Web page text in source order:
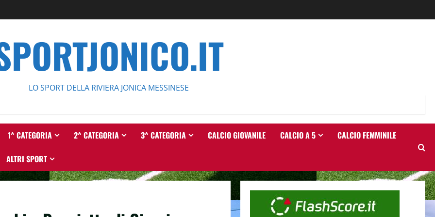
LO SPORT DELLA RIVIERA JONICA MESSINESE
1^ CATEGORIA 2^ CATEGORIA 3^ CATEGORIA CALCIO GIOVANILE CALCIO A 5 CALCIO FEMMINILE
ALTRI SPORT